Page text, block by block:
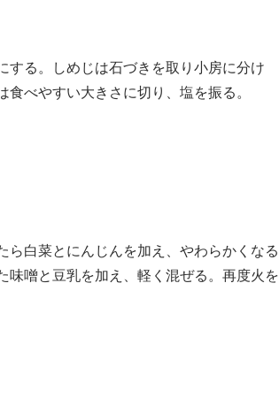
する。しめじは石づきを取り小房に分け
べやすい大きさに切り、塩を振る。
白菜とにんじんを加え、やわらかくなる
味噌と豆乳を加え、軽く混ぜる。再度火を